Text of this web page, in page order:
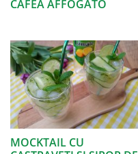
CAFEA AFFOGATO
MOCKTAIL CU